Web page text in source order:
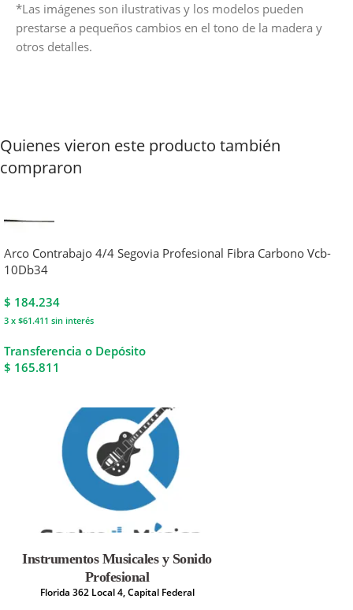
*Las imágenes son ilustrativas y los modelos pueden
prestarse a pequeños cambios en el tono de la madera y
otros detalles.
Quienes vieron este producto también
compraron
Arco Contrabajo 4/4 Segovia Profesional Fibra Carbono Vcb-
10Db34
$ 184.234
3 x $61.411 sin interés
Transferencia o Depósito
$ 165.811
Instrumentos Musicales y Sonido
Profesional
Florida 362 Local 4, Capital Federal